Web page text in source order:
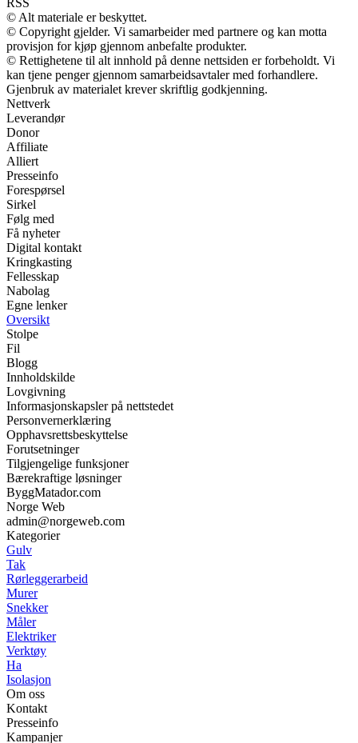
RSS
© Alt materiale er beskyttet.
© Copyright gjelder. Vi samarbeider med partnere og kan motta
provisjon for kjøp gjennom anbefalte produkter.
© Rettighetene til alt innhold på denne nettsiden er forbeholdt. Vi
kan tjene penger gjennom samarbeidsavtaler med forhandlere.
Gjenbruk av materialet krever skriftlig godkjenning.
Nettverk
Leverandør
Donor
Affiliate
Alliert
Presseinfo
Forespørsel
Sirkel
Følg med
Få nyheter
Digital kontakt
Kringkasting
Fellesskap
Nabolag
Egne lenker
Oversikt
Stolpe
Fil
Blogg
Innholdskilde
Lovgivning
Informasjonskapsler på nettstedet
Personvernerklæring
Opphavsrettsbeskyttelse
Forutsetninger
Tilgjengelige funksjoner
Bærekraftige løsninger
ByggMatador.com
Norge Web
admin@norgeweb.com
Kategorier
Gulv
Tak
Rørleggerarbeid
Murer
Snekker
Måler
Elektriker
Verktøy
Ha
Isolasjon
Om oss
Kontakt
Presseinfo
Kampanjer